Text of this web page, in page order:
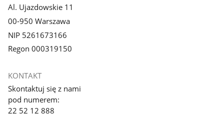
Al. Ujazdowskie 11
00-950 Warszawa
NIP 5261673166
Regon 000319150
KONTAKT
Skontaktuj się z nami
pod numerem:
22 52 12 888